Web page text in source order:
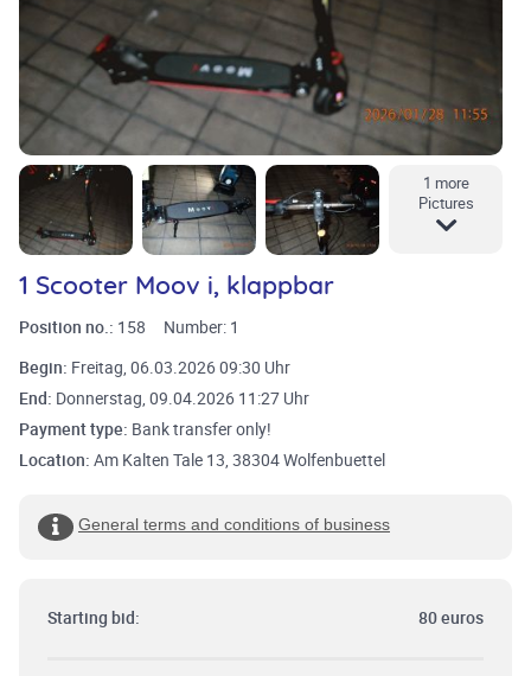
1 more
Pictures
1 Scooter Moov i, klappbar
Position no.: 158 Number: 1
Begin: Freitag, 06.03.2026 09:30 Uhr
End: Donnerstag, 09.04.2026 11:27 Uhr
Payment type: Bank transfer only!
Location: Am Kalten Tale 13, 38304 Wolfenbuettel
General terms and conditions of business
Starting bid: 80 euros